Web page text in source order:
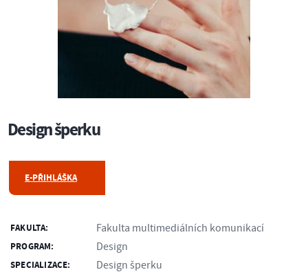
Design šperku
E-PŘIHLÁŠKA
FAKULTA: Fakulta multimediálních komunikací
PROGRAM: Design
SPECIALIZACE: Design šperku